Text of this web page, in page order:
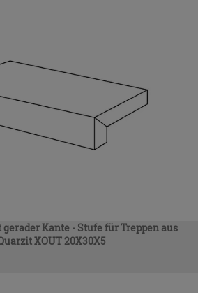
Kante - Stufe für Treppen aus
XOUT 20X30X5